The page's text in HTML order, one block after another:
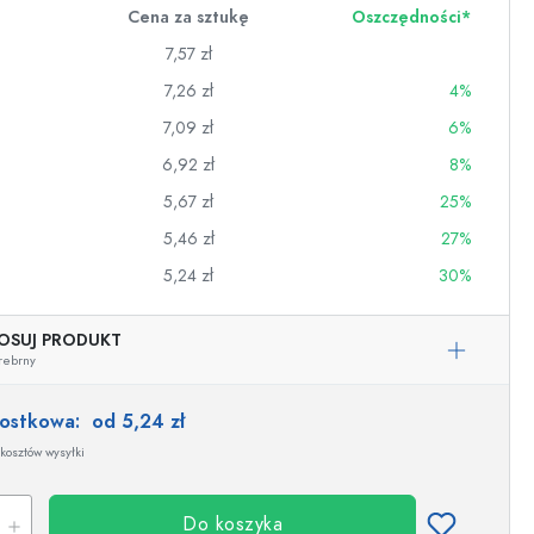
Cena za sztukę
Oszczędności*
7,57 zł
7,26 zł
4%
7,09 zł
6%
6,92 zł
8%
5,67 zł
25%
5,46 zł
27%
5,24 zł 30%
PRODUKT
od 5,24 zł
wysyłki
Do koszyka